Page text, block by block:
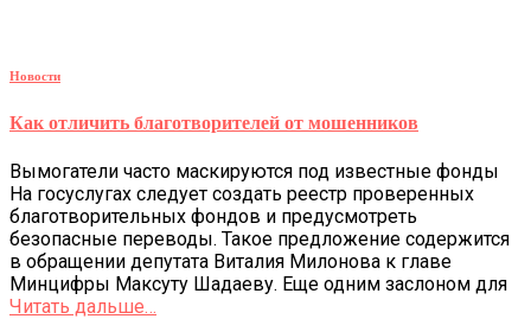
Новости
Как отличить благотворителей от мошенников
Вымогатели часто маскируются под известные фонды
На госуслугах следует создать реестр проверенных
благотворительных фондов и предусмотреть
безопасные переводы. Такое предложение содержится
в обращении депутата Виталия Милонова к главе
Минцифры Максуту Шадаеву. Еще одним заслоном для
Читать дальше…